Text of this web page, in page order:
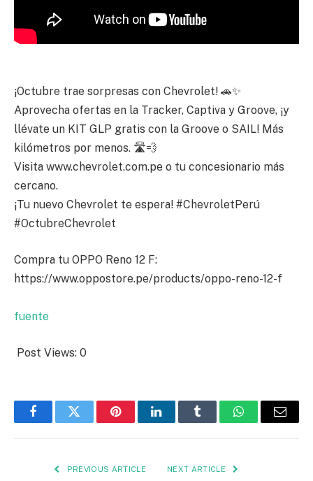
¡Octubre trae sorpresas con Chevrolet! 🚗✨
Aprovecha ofertas en la Tracker, Captiva y Groove, ¡y
llévate un KIT GLP gratis con la Groove o SAIL! Más
kilómetros por menos. 🛣️💨
Visita www.chevrolet.com.pe o tu concesionario más
cercano.
¡Tu nuevo Chevrolet te espera! #ChevroletPerú
#OctubreChevrolet
Compra tu OPPO Reno 12 F:
https://www.oppostore.pe/products/oppo-reno-12-f
fuente
Post Views: 0
FacebookTwitter PinterestLinkedInTumblr WhatsAppEmail
PREVIOUS ARTICLE NEXT ARTICLE